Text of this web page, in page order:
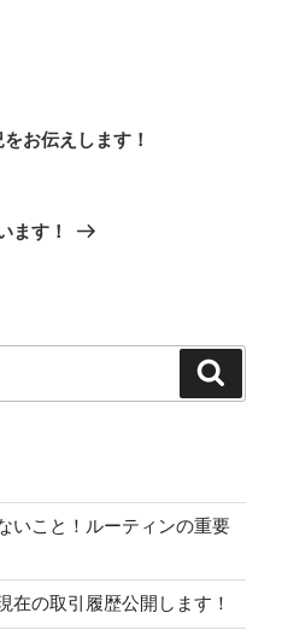
お伝えします！
ます！
いこと！ルーティンの重要
在の取引履歴公開します！